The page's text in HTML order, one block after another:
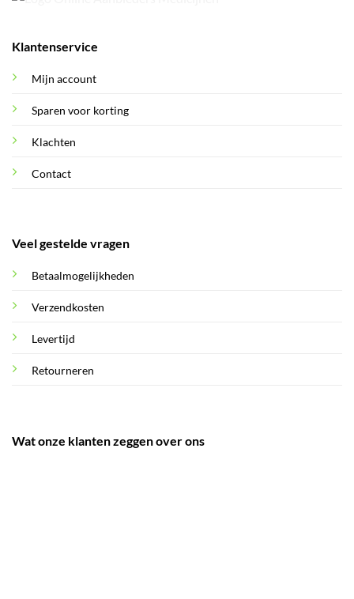
Klantenservice
Mijn account
Sparen voor korting
Klachten
Contact
Veel gestelde vragen
Betaalmogelijkheden
Verzendkosten
Levertijd
Retourneren
Wat onze klanten zeggen over ons